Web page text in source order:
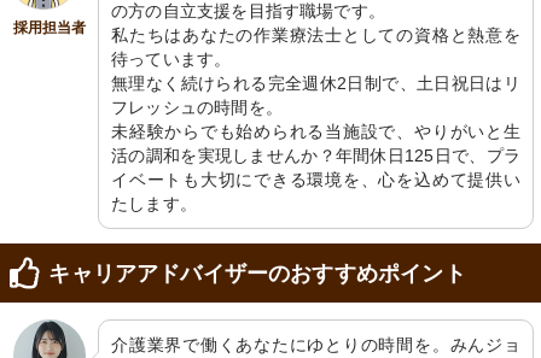
採用担当者
の方の自立支援を目指す職場です。
私たちはあなたの作業療法士としての資格と熱意を
待っています。
無理なく続けられる完全週休2日制で、土日祝日はリ
フレッシュの時間を。
未経験からでも始められる当施設で、やりがいと生
活の調和を実現しませんか？年間休日125日で、プラ
イベートも大切にできる環境を、心を込めて提供い
たします。
キャリアアドバイザーのおすすめポイント
介護業界で働くあなたにゆとりの時間を。みんジョ